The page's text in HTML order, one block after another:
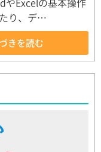
り、デ…
きを読む